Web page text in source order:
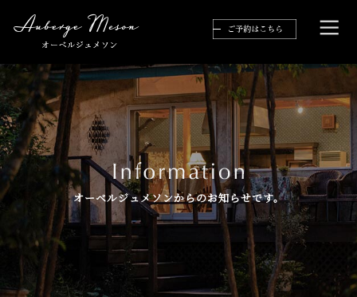
オーベルジュメソンからのお知らせです。